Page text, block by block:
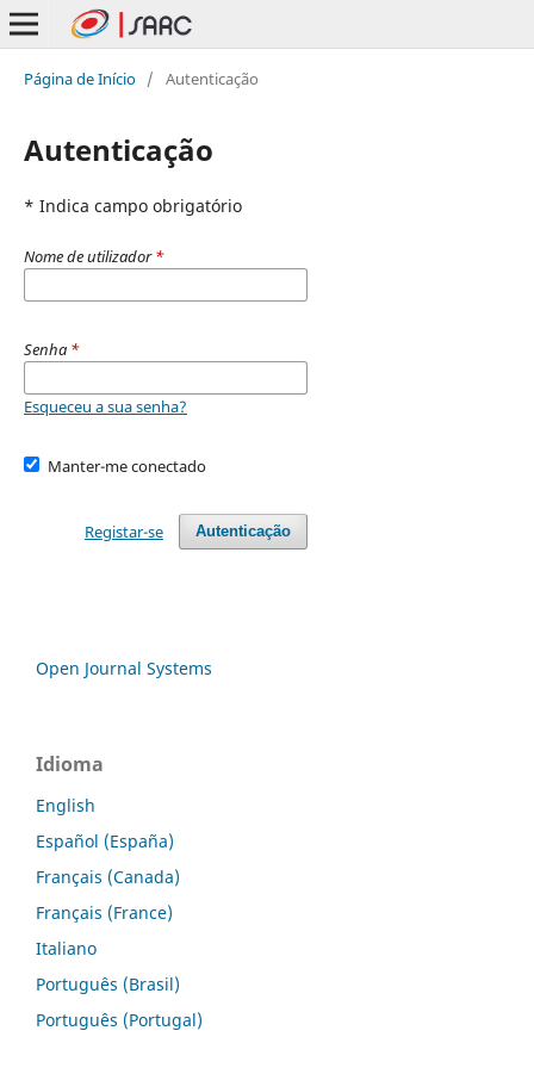
Página de Início / Autenticação
Autenticação
* Indica campo obrigatório
Nome de utilizador*
Senha *
Esqueceu a sua senha?
Manter-me conectado
Autenticação
Registar-se
Open Journal Systems
Idioma
English
Español (España)
Français (Canada)
Français (France)
Italiano
Português (Brasil)
Português (Portugal)